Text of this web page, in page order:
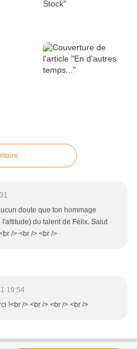
doute que ton hommage
du talent de Félix. Salut
/> <br /> <br />
19:54
!<br /> <br /> <br /> <br />